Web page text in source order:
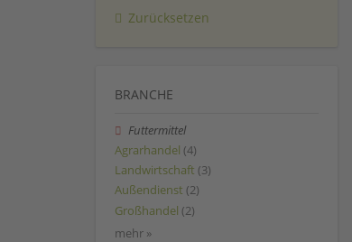
Zurücksetzen
BRANCHE
Futtermittel
Agrarhandel (4)
Landwirtschaft (3)
Außendienst (2)
Großhandel (2)
mehr »